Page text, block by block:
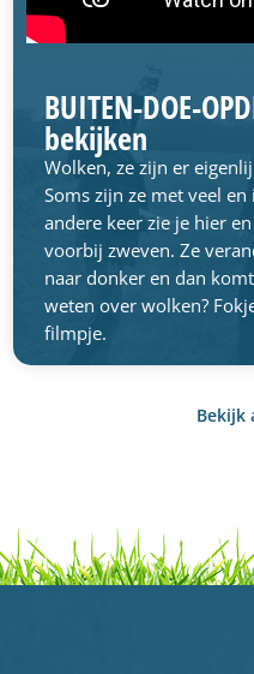
BUITEN-DOE-
bekijken
Wolken, ze zijn er
Soms zijn ze met veel
andere keer zie je hier
voorbij zweven. Ze
naar donker en dan
weten over wolken?
filmpje.
Bekijk